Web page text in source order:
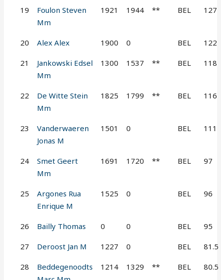
19
Foulon Steven
Mm
1921 1944 ** BEL 127
20 Alex Alex 1900 0 BEL 122
21
Jankowski Edsel
Mm
1300 1537 ** BEL 118
22
De Witte Stein
Mm
1825 1799 ** BEL 116
23
Vanderwaeren
Jonas M
1501 0 BEL 111
24
Smet Geert
Mm
1691 1720 ** BEL 97
25
Argones Rua
Enrique M
1525 0 BEL 96
26 Bailly Thomas 0 0 BEL 95
27 Deroost Jan M 1227 0 BEL 81.5
28
Beddegenoodts
1214 1329 ** BEL 80.5